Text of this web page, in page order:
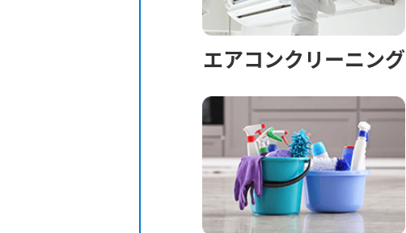
エアコンクリーニング